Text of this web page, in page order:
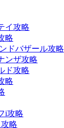
イ攻略
略
ドバザール攻略
ンザ攻略
ド攻略
略
i攻略
略